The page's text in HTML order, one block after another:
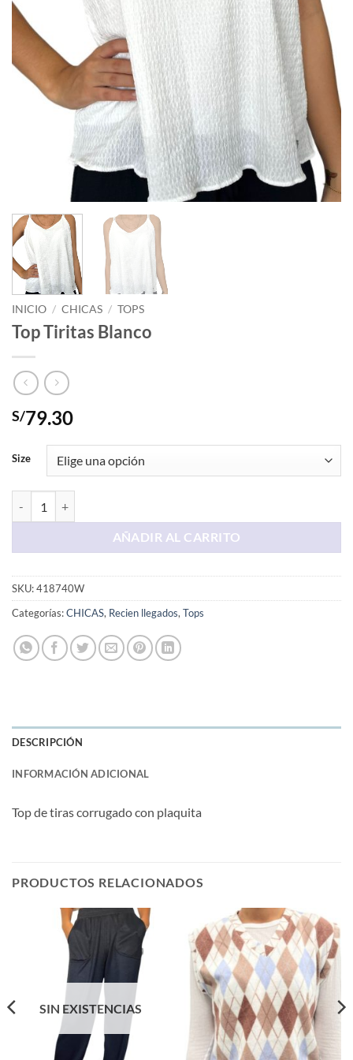
INICIO / CHICAS / TOPS
Top Tiritas Blanco
S/79.30
Size
AÑADIR AL CARRITO
SKU:418740W
Categorías:CHICAS, Recien llegados, Tops
DESCRIPCIÓN
INFORMACIÓN ADICIONAL
Top de tiras corrugado con plaquita
PRODUCTOS RELACIONADOS
SIN EXISTENCIAS